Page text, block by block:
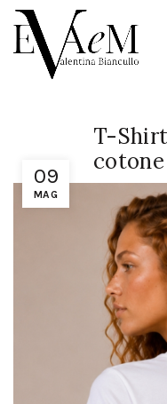
09
MAG
T-